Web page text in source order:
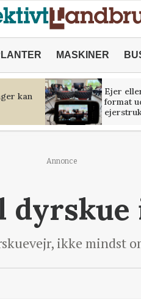
MASKINER
kan
Ejer
format
Annonce
ikke mindst